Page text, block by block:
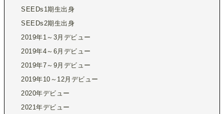
SEEDs1期生出身
SEEDs2期生出身
2019年1～3月デビュー
2019年4～6月デビュー
2019年7～9月デビュー
2019年10～12月デビュー
2020年デビュー
2021年デビュー